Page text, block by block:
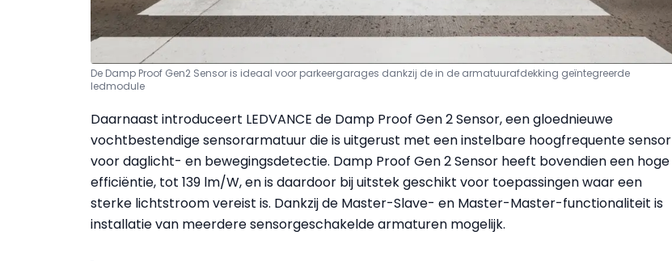
De Damp Proof Gen2 Sensor is ideaal voor parkeergarages dankzij de in de armatuurafdekking geïntegreerde
ledmodule
Daarnaast introduceert LEDVANCE de Damp Proof Gen 2 Sensor, een gloednieuwe
vochtbestendige sensorarmatuur die is uitgerust met een instelbare hoogfrequente sensor
voor daglicht- en bewegingsdetectie. Damp Proof Gen 2 Sensor heeft bovendien een hoge
efficiëntie, tot 139 lm/W, en is daardoor bij uitstek geschikt voor toepassingen waar een
sterke lichtstroom vereist is. Dankzij de Master-Slave- en Master-Master-functionaliteit is
installatie van meerdere sensorgeschakelde armaturen mogelijk.